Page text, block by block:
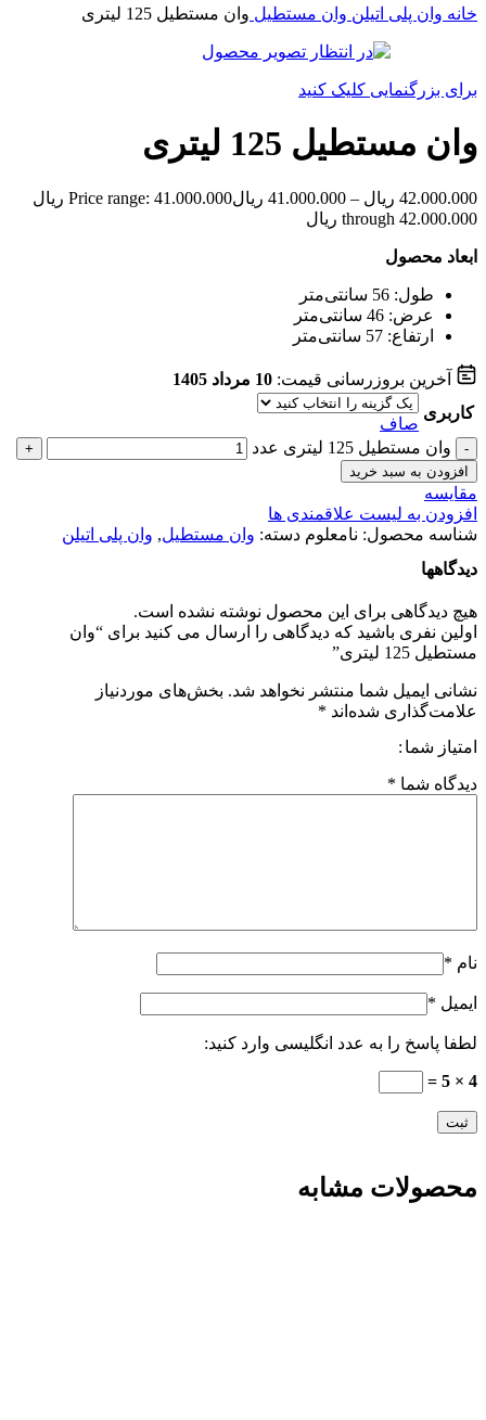
خانه وان پلی اتیلن وان مستطیل وان مستطیل 125 لیتری
برای بزرگنمایی کلیک کنید
وان مستطیل 125 لیتری
42.000.000 ریال –
41.000.000 ریال
Price range: 41.000.000 ریال
through 42.000.000 ریال
ابعاد محصول
طول: 56 سانتی‌متر
عرض: 46 سانتی‌متر
ارتفاع: 57 سانتی‌متر
آخرین بروزرسانی قیمت: 10 مرداد 1405
کاربری
صاف
وان مستطیل 125 لیتری عدد
افزودن به سبد خرید
مقایسه
افزودن به لیست علاقمندی ها
شناسه محصول: نامعلوم دسته: وان مستطیل, وان پلی اتیلن
دیدگاهها
هیچ دیدگاهی برای این محصول نوشته نشده است.
اولین نفری باشید که دیدگاهی را ارسال می کنید برای “وان
مستطیل 125 لیتری”
نشانی ایمیل شما منتشر نخواهد شد. بخش‌های موردنیاز
علامت‌گذاری شده‌اند *
امتیاز شما
دیدگاه شما *
نام *
ایمیل *
لطفا پاسخ را به عدد انگلیسی وارد کنید:
4 × 5 =
محصولات مشابه